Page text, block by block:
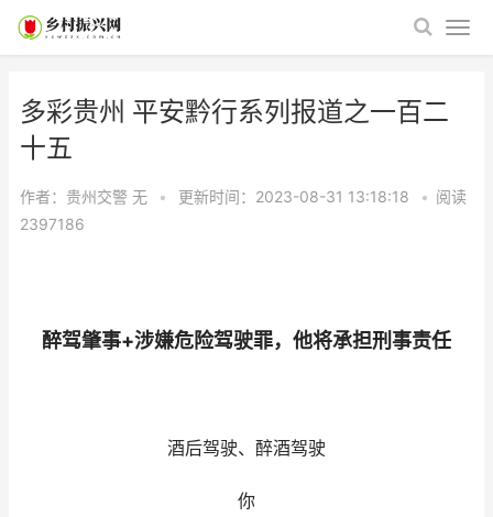
多彩贵州 平安黔行系列报道之一百二
十五
作者：贵州交警 无 • 更新时间：2023-08-31 13:18:18 • 阅读
2397186
醉驾肇事+涉嫌危险驾驶罪，他将承担刑事责任
酒后驾驶、醉酒驾驶
你